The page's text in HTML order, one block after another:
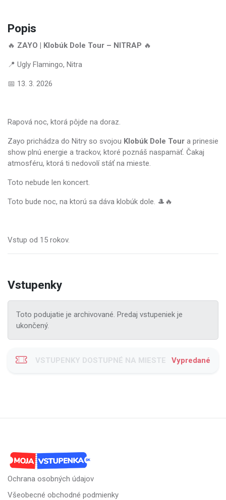
Popis
🔥 ZAYO | Klobúk Dole Tour – NITRAP 🔥
📍 Ugly Flamingo, Nitra
📅 13. 3. 2026
Rapová noc, ktorá pôjde na doraz.
Zayo prichádza do Nitry so svojou Klobúk Dole Tour a prinesie
show plnú energie a trackov, ktoré poznáš naspamäť. Čakaj
atmosféru, ktorá ti nedovolí stáť na mieste.
Toto nebude len koncert.
Toto bude noc, na ktorú sa dáva klobúk dole. 🎩🔥
Vstup od 15 rokov.
Vstupenky
Toto podujatie je archivované. Predaj vstupeniek je
ukončený.
VSTUPENKY DOSTUPNÉ NA MIESTE Vypredané
Ochrana osobných údajov
Všeobecné obchodné podmienky